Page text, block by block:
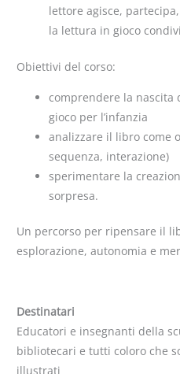
lettore agisce,
la lettura in gioco
Obiettivi del corso:
comprendere la
gioco per l’infanzia
analizzare il libro come
sequenza, interazione)
sperimentare la
sorpresa.
Un percorso per ripensare il
esplorazione, autonomia e
Destinatari
Educatori e insegnanti della
bibliotecari e tutti coloro che
illustrati